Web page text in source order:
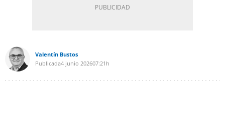
Valentín Bustos
Publicada4 junio 202607:21h